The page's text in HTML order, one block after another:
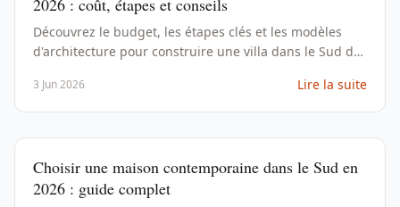
2026 : coût, étapes et conseils
Découvrez le budget, les étapes clés et les modèles
d'architecture pour construire une villa dans le Sud de
solutions de financement.
3 Jun 2026 Lire la suite
Choisir une maison contemporaine dans le Sud en
2026 : guide complet